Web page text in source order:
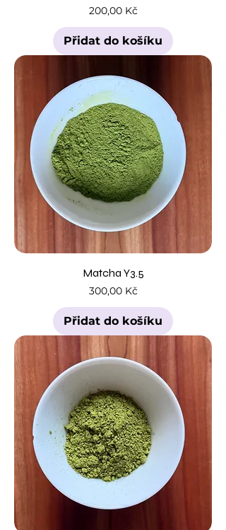
Cena
200,00 Kč
Přidat do košíku
Matcha Y3.5
Cena
300,00 Kč
Přidat do košíku